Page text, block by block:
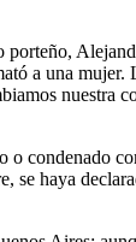
porteño,
a una mujer.
nuestra
o condenado
se haya